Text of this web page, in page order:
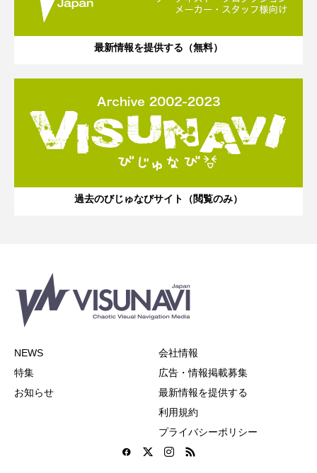
最新情報を提供する（無料）
過去のびじゅなびサイト（閲覧のみ）
NEWS
特集
お知らせ
会社情報
広告・情報掲載募集
最新情報を提供する
利用規約
プライバシーポリシー